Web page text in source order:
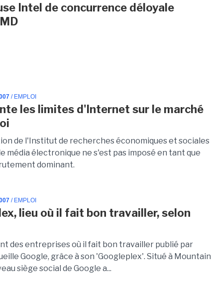
Intel de concurrence déloyale
/ EMPLOI
les limites d'Internet sur le marché
de l'Institut de recherches économiques et sociales
média électronique ne s'est pas imposé en tant que
dominant.
/ EMPLOI
lieu où il fait bon travailler, selon
des entreprises où il fait bon travailler publié par
Google, grâce à son 'Googleplex'. Situé à Mountain
siège social de Google a...